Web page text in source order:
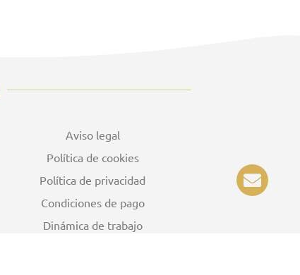
E
n
Aviso legal
Política de cookies
Política de privacidad
Condiciones de pago
Dinámica de trabajo